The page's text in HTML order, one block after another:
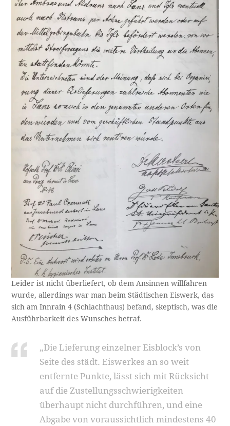
Leider ist nicht überliefert, ob dem Ansinnen willfahren
wurde, allerdings war man beim Städtischen Eiswerk, das
sich am Innrain 4 (Schlachthaus) befand, skeptisch, was die
Ausführbarkeit des Wunsches betraf.
„Die Lieferung einzelner Eisblock’s von
Seite des städt. Eiswerkes an so weit
entfernte Punkte, lässt sich mit Rücksicht
auf die Zustellungsschwierigkeiten
überhaupt nicht durchführen, und eine
Abgabe von voraussichtlich mindestens 40